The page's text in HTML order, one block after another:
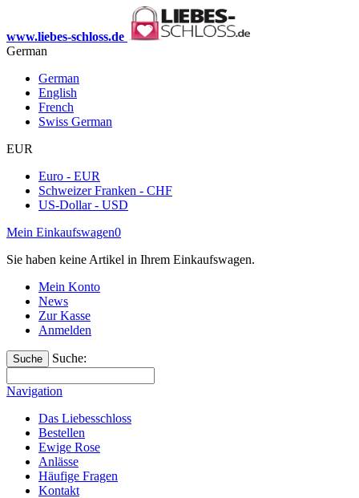
www.liebes-schloss.de
German
German
English
French
Swiss German
EUR
Euro - EUR
Schweizer Franken - CHF
US-Dollar - USD
Mein Einkaufswagen0
Sie haben keine Artikel in Ihrem Einkaufswagen.
Mein Konto
News
Zur Kasse
Anmelden
Suche Suche:
Navigation
Das Liebesschloss
Bestellen
Ewige Rose
Anlässe
Häufige Fragen
Kontakt